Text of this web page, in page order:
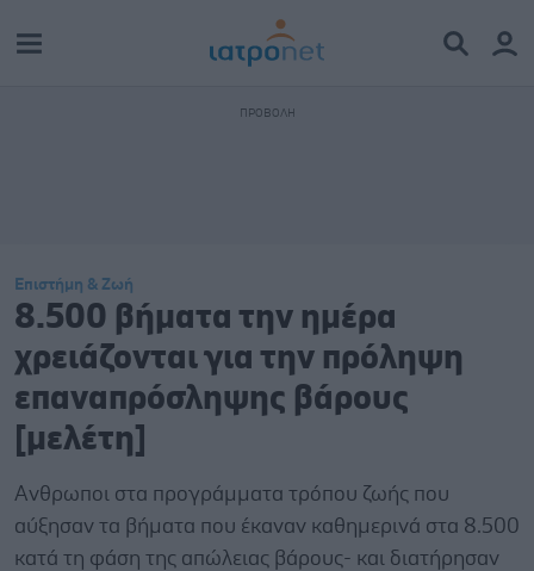
Επιστήμη & Ζωή
8.500 βήματα την ημέρα
χρειάζονται για την πρόληψη
επαναπρόσληψης βάρους
[μελέτη]
Ανθρωποι στα προγράμματα τρόπου ζωής που
αύξησαν τα βήματα που έκαναν καθημερινά στα 8.500
κατά τη φάση της απώλειας βάρους- και διατήρησαν